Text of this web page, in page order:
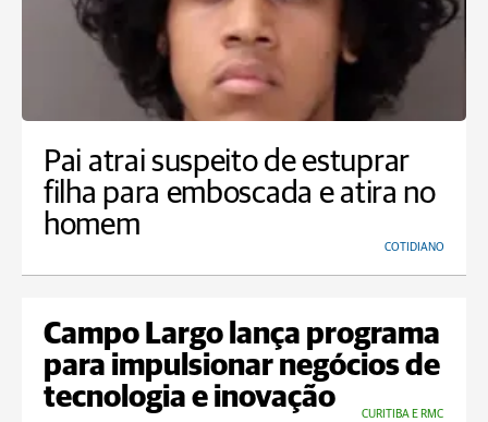
Pai atrai suspeito de estuprar
filha para emboscada e atira no
homem
COTIDIANO
Campo Largo lança programa
para impulsionar negócios de
tecnologia e inovação
CURITIBA E RMC